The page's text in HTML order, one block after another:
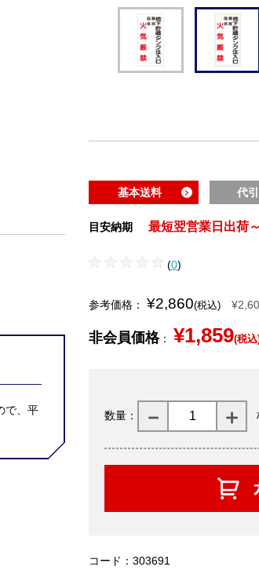
で、平
基本送料 代
目安納期 最短翌営業日出荷～
(0)
参考価格： ¥2,860(税込)
非会員価格： ¥1,859(税込
数量：
コード：303691